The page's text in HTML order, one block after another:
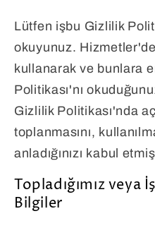
Lütfen işbu Gizlilik
okuyunuz.
kullanarak ve bunlara
Politikası'nı
Gizlilik Politikası'nda
toplanmasını,
anladığınızı kabul
Topladığımız veya
Bilgiler